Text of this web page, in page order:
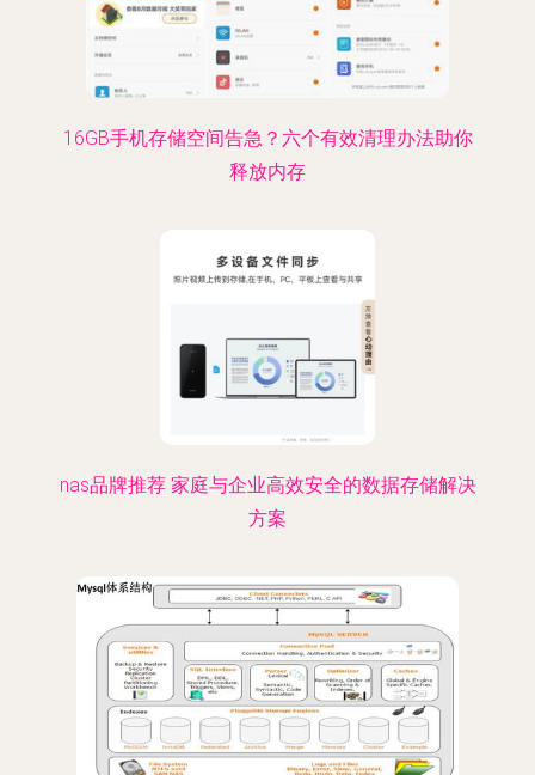
16GB手机存储空间告急？六个有效清理办法助你
释放内存
nas品牌推荐 家庭与企业高效安全的数据存储解决
方案